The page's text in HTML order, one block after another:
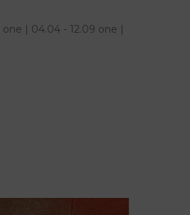
| 04.04 - 12.09 one |